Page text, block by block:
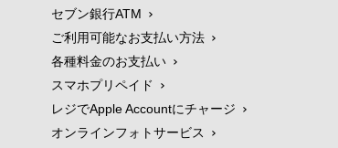
セブン銀行ATM
ご利用可能なお支払い方法
各種料金のお支払い
スマホプリペイド
レジでApple Accountにチャージ
オンラインフォトサービス